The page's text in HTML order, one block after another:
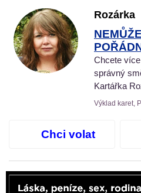
Rozárka
Chcete
správný
Kartářka
Výklad karet,
Chci volat